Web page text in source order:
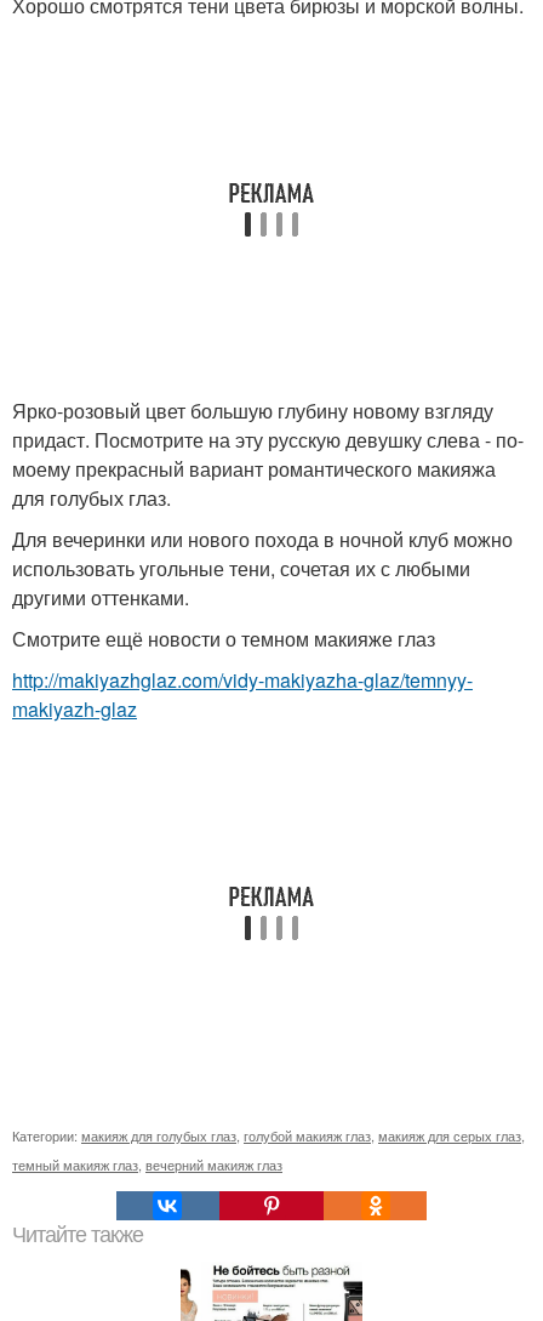
Ярко-розовый цвет большую глубину новому взгляду
придаст. Посмотрите на эту русскую девушку слева - по-
моему прекрасный вариант романтического макияжа
для голубых глаз.
Для вечеринки или нового похода в ночной клуб можно
использовать угольные тени, сочетая их с любыми
другими оттенками.
Смотрите ещё новости о темном макияже глаз
http://makiyazhglaz.com/vidy-makiyazha-glaz/temnyy-
makiyazh-glaz
Категории: макияж для голубых глаз голубой макияж глаз макияж для серых глаз
темный макияж глаз вечерний макияж глаз
Читайте также